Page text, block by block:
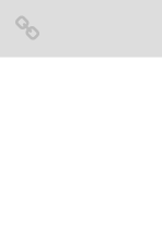
twitterLINE